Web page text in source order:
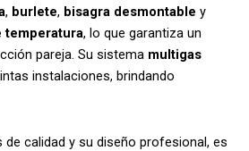
, burlete, bisagra desmontable y
temperatura, lo que garantiza un
pareja. Su sistema multigas
instalaciones, brindando
calidad y su diseño profesional, es